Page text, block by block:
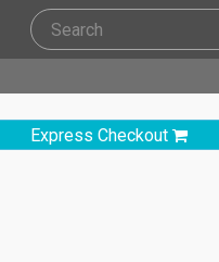
Express Checkout